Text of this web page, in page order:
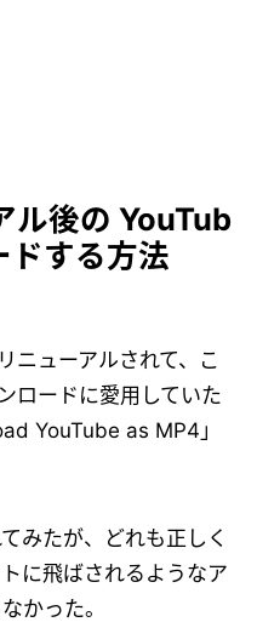
ル後の YouTub
ドする方法
ニューアルされて、こ
ロードに愛用していた
YouTube as MP4」
みたが、どれも正しく
に飛ばされるようなア
かった。